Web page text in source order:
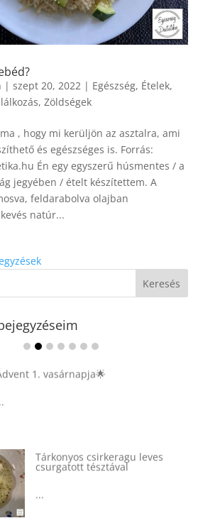
| szept 20, 2022| Egészség, Ételek,
, Zöldségek
, hogy mi kerüljön az asztalra, ami
és egészséges is. Forrás:
Én egy egyszerű húsmentes / a
jegyében / ételt készítettem. A
feldarabolva olajban
natúr...
1. vasárnapja🌟
Tárkonyos csirkeragu leves
csurgatott tésztával